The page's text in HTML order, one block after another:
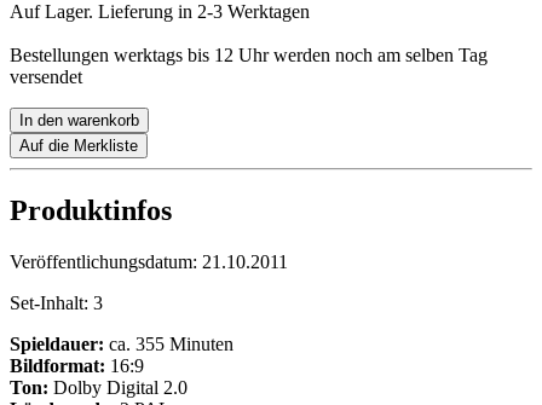
Auf Lager. Lieferung in 2-3 Werktagen
Bestellungen werktags bis 12 Uhr werden noch am selben Tag
versendet
In den warenkorb
Auf die Merkliste
Produktinfos
Veröffentlichungsdatum: 21.10.2011
Set-Inhalt: 3
Spieldauer: ca. 355 Minuten
Bildformat: 16:9
Ton: Dolby Digital 2.0